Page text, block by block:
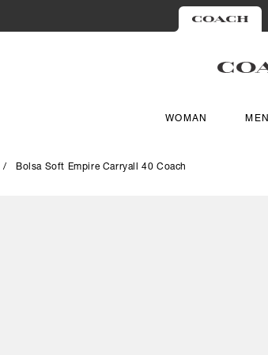
WOMAN MEN
/ Bolsa Soft Empire Carryall 40 Coach